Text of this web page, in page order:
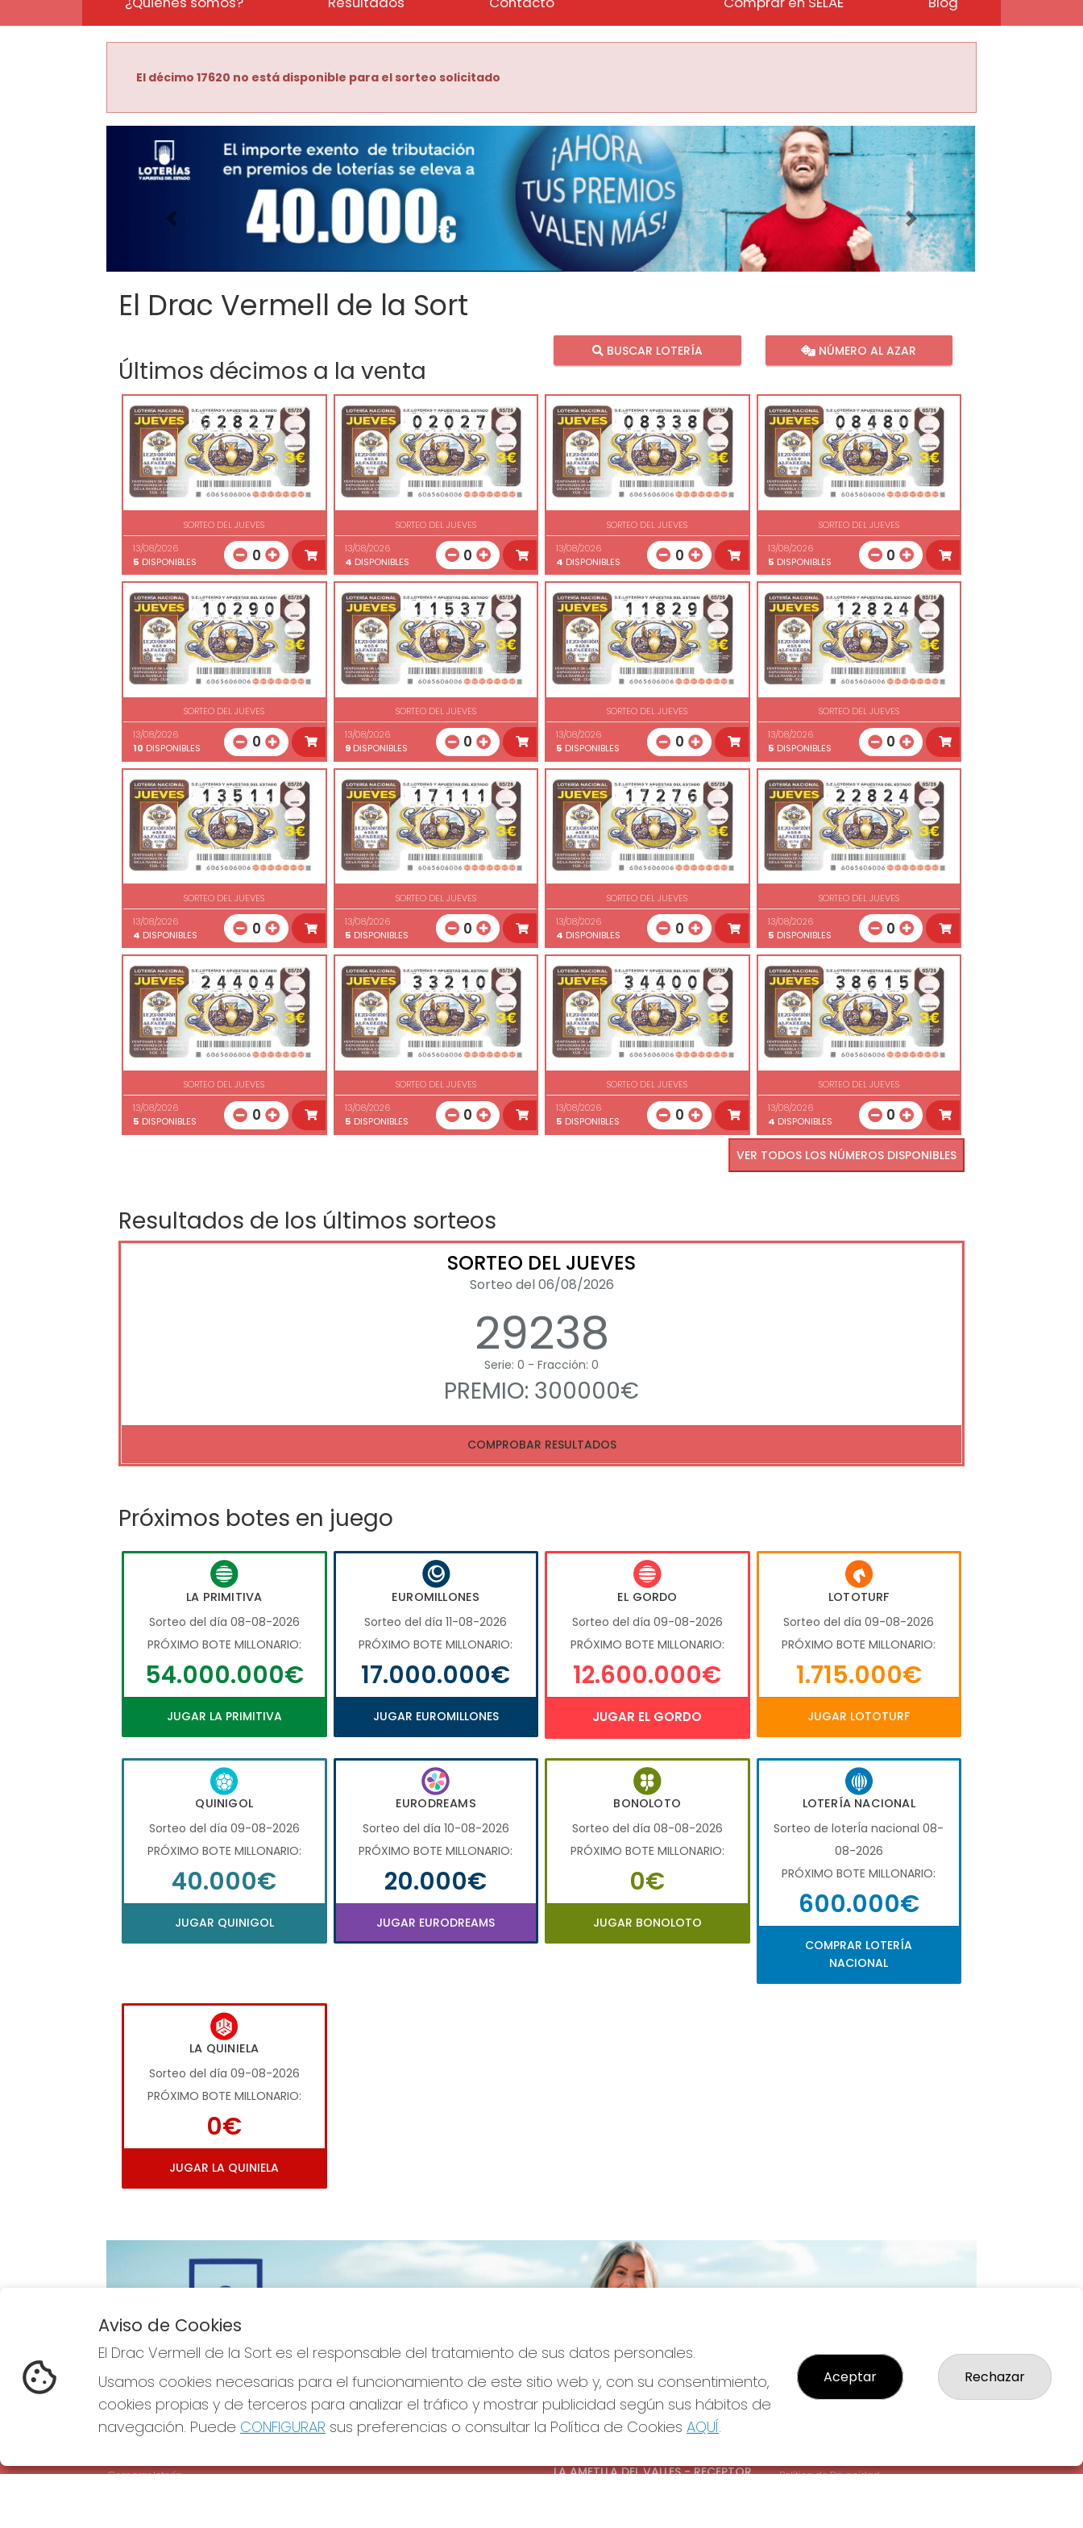
El décimo 17620 no está disponible para el sorteo solicitado
Imagen anterior Imagen siguiente
El Drac Vermell de la Sort
Últimos décimos a la venta
BUSCAR LOTERÍA NÚMERO AL AZAR
SORTEO DEL JUEVES
13/08/2026
5 DISPONIBLES 0
SORTEO DEL JUEVES
13/08/2026
4 DISPONIBLES 0
SORTEO DEL JUEVES
13/08/2026
4 DISPONIBLES 0
SORTEO DEL JUEVES
13/08/2026
5 DISPONIBLES 0
SORTEO DEL JUEVES
13/08/2026
10 DISPONIBLES 0
SORTEO DEL JUEVES
13/08/2026
9DISPONIBLES 0
SORTEO DEL JUEVES
13/08/2026
5 DISPONIBLES 0
SORTEO DEL JUEVES
13/08/2026
5 DISPONIBLES 0
SORTEO DEL JUEVES
13/08/2026
4 DISPONIBLES 0
SORTEO DEL JUEVES
13/08/2026
5 DISPONIBLES 0
SORTEO DEL JUEVES
13/08/2026
4 DISPONIBLES 0
SORTEO DEL JUEVES
13/08/2026
5 DISPONIBLES 0
SORTEO DEL JUEVES
13/08/2026
5 DISPONIBLES 0
SORTEO DEL JUEVES
13/08/2026
5 DISPONIBLES 0
SORTEO DEL JUEVES
13/08/2026
5 DISPONIBLES 0
SORTEO DEL JUEVES
13/08/2026
4 DISPONIBLES 0
VER TODOS LOS NÚMEROS DISPONIBLES
Resultados de los últimos sorteos
SORTEO DEL JUEVES
Sorteo del 06/08/2026
29238
Serie: 0 - Fracción: 0
PREMIO: 300000€
COMPROBAR RESULTADOS
Próximos botes en juego
LA PRIMITIVA
Sorteo del día 08-08-2026
PRÓXIMO BOTE MILLONARIO:
54.000.000€
JUGAR LA PRIMITIVA
EUROMILLONES
Sorteo del día 11-08-2026
PRÓXIMO BOTE MILLONARIO:
17.000.000€
JUGAR EUROMILLONES
EL GORDO
Sorteo del día 09-08-2026
PRÓXIMO BOTE MILLONARIO:
12.600.000€
JUGAR EL GORDO
LOTOTURF
Sorteo del día 09-08-2026
PRÓXIMO BOTE MILLONARIO:
1.715.000€
JUGAR LOTOTURF
QUINIGOL
Sorteo del día 09-08-2026
PRÓXIMO BOTE MILLONARIO:
40.000€
JUGAR QUINIGOL
EURODREAMS
Sorteo del día 10-08-2026
PRÓXIMO BOTE MILLONARIO:
20.000€
JUGAR EURODREAMS
BONOLOTO
Sorteo del día 08-08-2026
PRÓXIMO BOTE MILLONARIO:
0€
JUGAR BONOLOTO
LOTERÍA NACIONAL
Sorteo de loterÍa nacional 08-
08-2026
PRÓXIMO BOTE MILLONARIO:
600.000€
COMPRAR LOTERÍA
NACIONAL
LA QUINIELA
Sorteo del día 09-08-2026
PRÓXIMO BOTE MILLONARIO:
0€
JUGAR LA QUINIELA
EL DRAC VERMELL DE LA SORT
Comprar lotería
REDES SOCIALES CONTACTO
LA AMETLLA DEL VALLES - RECEPTOR
Política de Privacidad
Aviso de Cookies
El Drac Vermell de la Sort es el responsable del tratamiento de sus datos personales.
Usamos cookies necesarias para el funcionamiento de este sitio web y, con su consentimiento,
cookies propias y de terceros para analizar el tráfico y mostrar publicidad según sus hábitos de
navegación. Puede CONFIGURAR sus preferencias o consultar la Política de Cookies AQUÍ.
Aceptar Rechazar